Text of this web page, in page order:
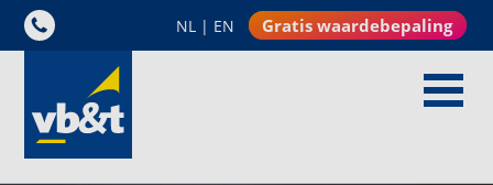
NL | EN Gratis waardebepaling